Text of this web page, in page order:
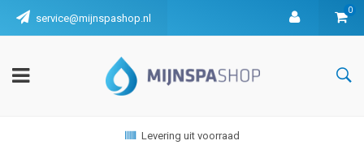
service@mijnspashop.nl
0
Levering uit voorraad